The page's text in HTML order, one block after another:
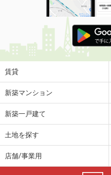
賃貸
新築マンション
新築一戸建て
土地を探す
店舗/事業用